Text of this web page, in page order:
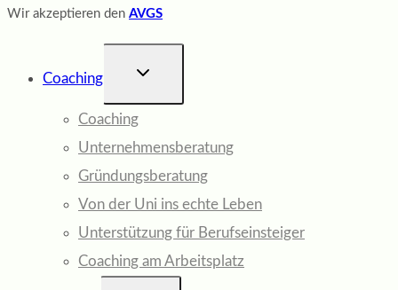
Wir akzeptieren den AVGS
Coaching
UNTERMENÜ
Coaching
Unternehmensberatung
Gründungsberatung
Von der Uni ins echte Leben
Unterstützung für Berufseinsteiger
Coaching am Arbeitsplatz